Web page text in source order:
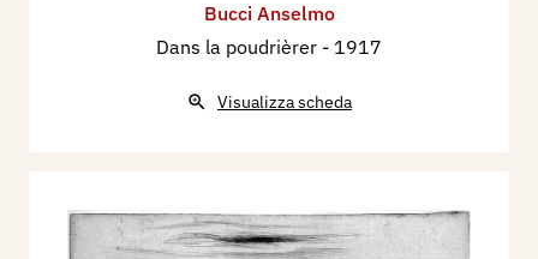
Bucci Anselmo
Dans la poudrièrer - 1917
Visualizza scheda